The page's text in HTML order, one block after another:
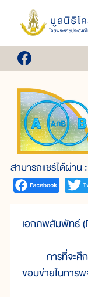
สามารถแชร์ได้ผ่าน :
เอกภพสัมพัทธ์
การที่จะศึกษา
ขอบข่ายในการ